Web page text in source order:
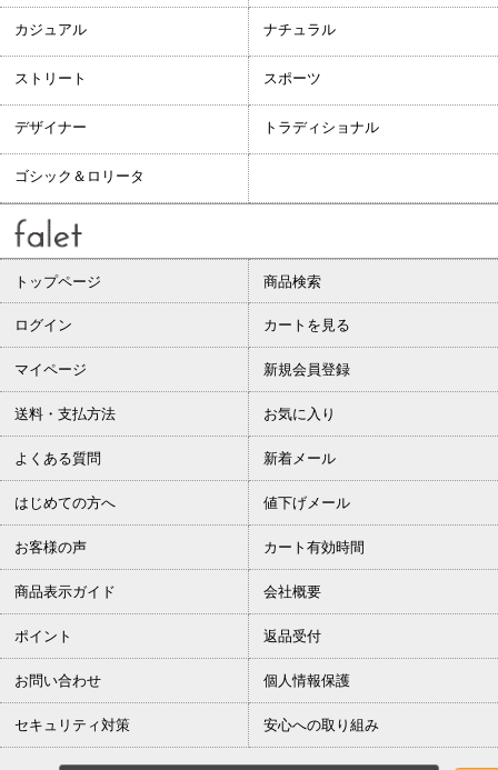
カジュアル ナチュラル
ストリート スポーツ
デザイナー トラディショナル
ゴシック＆ロリータ
トップページ 商品検索
ログイン カートを見る
マイページ 新規会員登録
送料・支払方法 お気に入り
よくある質問 新着メール
はじめての方へ 値下げメール
お客様の声 カート有効時間
商品表示ガイド 会社概要
ポイント 返品受付
お問い合わせ 個人情報保護
セキュリティ対策 安心への取り組み